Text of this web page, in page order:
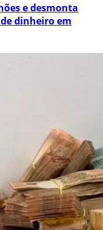
e desmonta
dinheiro em